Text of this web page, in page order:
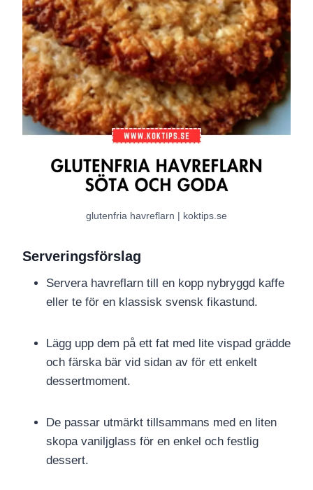
glutenfria havreflarn | koktips.se
Serveringsförslag
Servera havreflarn till en kopp nybryggd kaffe
eller te för en klassisk svensk fikastund.
Lägg upp dem på ett fat med lite vispad grädde
och färska bär vid sidan av för ett enkelt
dessertmoment.
De passar utmärkt tillsammans med en liten
skopa vaniljglass för en enkel och festlig
dessert.